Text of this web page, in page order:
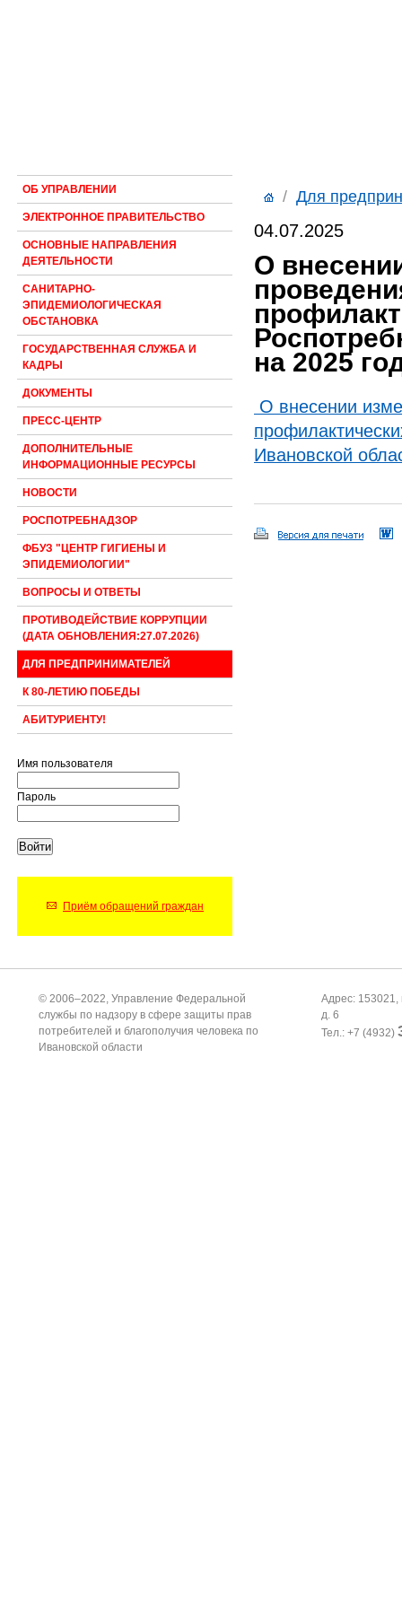
ОБ УПРАВЛЕНИИ
ЭЛЕКТРОННОЕ ПРАВИТЕЛЬСТВО
ОСНОВНЫЕ НАПРАВЛЕНИЯ
ДЕЯТЕЛЬНОСТИ
САНИТАРНО-
ЭПИДЕМИОЛОГИЧЕСКАЯ
ОБСТАНОВКА
ГОСУДАРСТВЕННАЯ СЛУЖБА И
КАДРЫ
ДОКУМЕНТЫ
ПРЕСС-ЦЕНТР
ДОПОЛНИТЕЛЬНЫЕ
ИНФОРМАЦИОННЫЕ РЕСУРСЫ
НОВОСТИ
РОСПОТРЕБНАДЗОР
ФБУЗ "ЦЕНТР ГИГИЕНЫ И
ЭПИДЕМИОЛОГИИ"
ВОПРОСЫ И ОТВЕТЫ
ПРОТИВОДЕЙСТВИЕ КОРРУПЦИИ
(ДАТА ОБНОВЛЕНИЯ:27.07.2026)
ДЛЯ ПРЕДПРИНИМАТЕЛЕЙ
К 80-ЛЕТИЮ ПОБЕДЫ
АБИТУРИЕНТУ!
Имя пользователя
Пароль
Приём обращений граждан
/ Для
04.07.2025
О
на 2025
О внесении
Ивановской
© 2006–2022, Управление Федеральной
службы по надзору в сфере защиты прав
потребителей и благополучия человека по
Ивановской области
Адрес: 153021,
д. 6
Тел.: +7 (4932)